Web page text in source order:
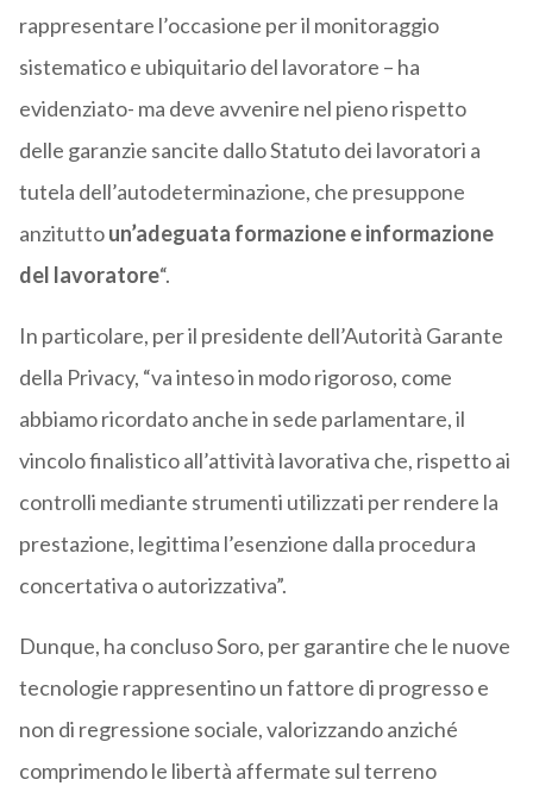
rappresentare l’occasione per il monitoraggio
sistematico e ubiquitario del lavoratore – ha
evidenziato- ma deve avvenire nel pieno rispetto
delle garanzie sancite dallo Statuto dei lavoratori a
tutela dell’autodeterminazione, che presuppone
anzituttoun’adeguata formazione e informazione
del lavoratore“.
In particolare, per il presidente dell’Autorità Garante
della Privacy, “va inteso in modo rigoroso, come
abbiamo ricordato anche in sede parlamentare, il
vincolo finalistico all’attività lavorativa che, rispetto ai
controlli mediante strumenti utilizzati per rendere la
prestazione, legittima l’esenzione dalla procedura
concertativa o autorizzativa”.
Dunque, ha concluso Soro, per garantire che le nuove
tecnologie rappresentino un fattore di progresso e
non di regressione sociale, valorizzando anziché
comprimendo le libertà affermate sul terreno